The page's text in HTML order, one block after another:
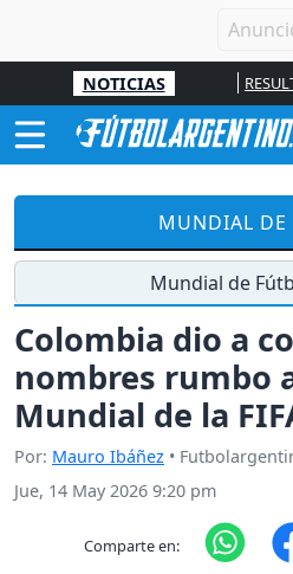
NOTICIAS
MUNDIAL DE
Mundial de
Colombia dio a
nombres rumbo
Mundial de la
Por: Mauro Ibáñez •
Jue, 14 May 2026 9:20 pm
Comparte en: